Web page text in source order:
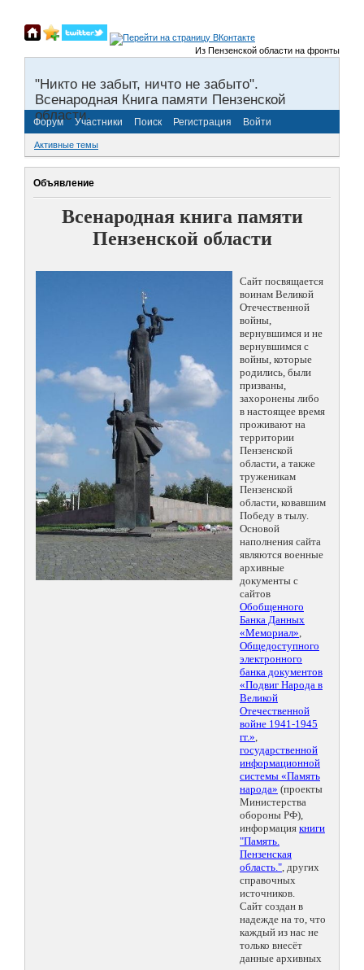
Из Пензенской области на фронты
"Никто не забыт, ничто не забыто".
Всенародная Книга памяти Пензенской
области.
Форум Участники Поиск Регистрация Войти
Активные темы
Объявление
Всенародная книга памяти
Пензенской области
Сайт посвящается
воинам Великой
Отечественной
войны,
вернувшимся и не
вернувшимся с
войны, которые
родились, были
призваны,
захоронены либо
в настоящее время
проживают на
территории
Пензенской
области, а также
труженикам
Пензенской
области, ковавшим
Победу в тылу.
Основой
наполнения сайта
являются военные
архивные
документы с
сайтов
Обобщенного
Банка Данных
«Мемориал»,
Общедоступного
электронного
банка документов
«Подвиг Народа в
Великой
Отечественной
войне 1941-1945
гг.»,
государственной
информационной
системы «Память
народа» (проекты
Министерства
обороны РФ),
информация книги
"Память.
Пензенская
область.", других
справочных
источников.
Сайт создан в
надежде на то, что
каждый из нас не
только внесёт
данные архивных